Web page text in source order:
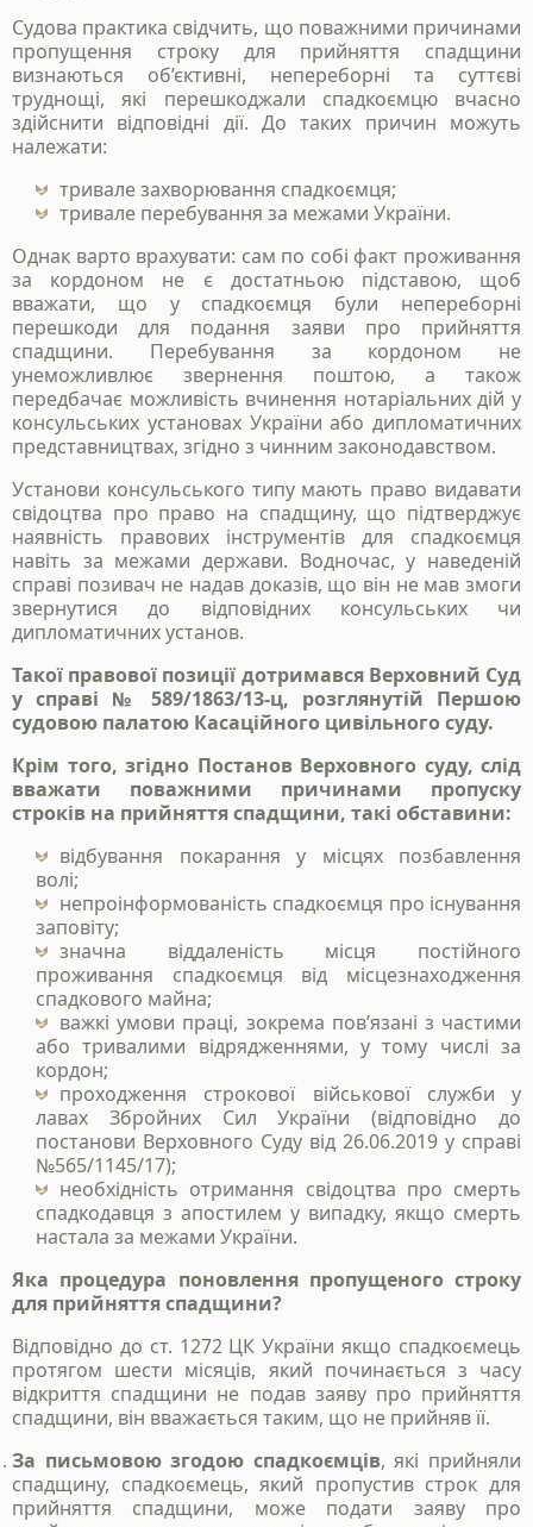
Судова практика свідчить, що поважними причинами
пропущення строку для прийняття спадщини
визнаються об’єктивні, непереборні та суттєві
труднощі, які перешкоджали спадкоємцю вчасно
здійснити відповідні дії. До таких причин можуть
належати:
тривале захворювання спадкоємця;
тривале перебування за межами України.
Однак варто врахувати: сам по собі факт проживання
за кордоном не є достатньою підставою, щоб
вважати, що у спадкоємця були непереборні
перешкоди для подання заяви про прийняття
спадщини. Перебування за кордоном не
унеможливлює звернення поштою, а також
передбачає можливість вчинення нотаріальних дій у
консульських установах України або дипломатичних
представництвах, згідно з чинним законодавством.
Установи консульського типу мають право видавати
свідоцтва про право на спадщину, що підтверджує
наявність правових інструментів для спадкоємця
навіть за межами держави. Водночас, у наведеній
справі позивач не надав доказів, що він не мав змоги
звернутися до відповідних консульських чи
дипломатичних установ.
Такої правової позиції дотримався Верховний Суд
у справі № 589/1863/13-ц, розглянутій Першою
судовою палатою Касаційного цивільного суду.
Крім того, згідно Постанов Верховного суду, слід
вважати поважними причинами пропуску
строків на прийняття спадщини, такі обставини:
відбування покарання у місцях позбавлення
волі;
непроінформованість спадкоємця про існування
заповіту;
значна віддаленість місця постійного
проживання спадкоємця від місцезнаходження
спадкового майна;
важкі умови праці, зокрема пов’язані з частими
або тривалими відрядженнями, у тому числі за
кордон;
проходження строкової військової служби у
лавах Збройних Сил України (відповідно до
постанови Верховного Суду від 26.06.2019 у справі
№565/1145/17);
необхідність отримання свідоцтва про смерть
спадкодавця з апостилем у випадку, якщо смерть
настала за межами України.
Яка процедура поновлення пропущеного строку
для прийняття спадщини?
Відповідно до ст. 1272 ЦК України якщо спадкоємець
протягом шести місяців, який починається з часу
відкриття спадщини не подав заяву про прийняття
спадщини, він вважається таким, що не прийняв її.
За письмовою згодою спадкоємців, які прийняли
спадщину, спадкоємець, який пропустив строк для
прийняття спадщини, може подати заяву про
Станьте нашим
клієнтом
Зателефонуйте нам, напишіть у telegram, чи
заповінть форму і ми зв`яжемось з вами
+38 050 976 25 47
Надіслати